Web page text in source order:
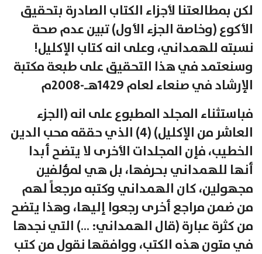
لكن بمطالعتنا لأجزاء الكتاب الصادرة بتحقيق
الأكوع (وخاصة الجزء الأول) تبين عدم صحة
نسبته للهمداني، وعلى انه كتاب الإكليل!
وسنعتمد في هذا التحقيق على طبعة مكتبة
الإرشاد في صنعاء لعام 1429هـ-2008م
فباستثناء المجلد المطبوع على انه (الجزء
العاشر من الإكليل) (4) الذي حققه محب الدين
الخطيب، فإن المجلدات الأخرى لا يتضح أبدا
أنها للهمداني بحرفها، بل هي لمؤلفين
مجهولين، كان الهمداني وكتبه مرجعاً لهم
من ضمن مراجع أخرى رجعوا إليها، وهذا يتضح
من كثرة عبارة (قال الهمداني: …) التي نجدها
في متون هذه الكتب، ووافقها نقول من كتب